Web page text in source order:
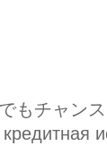
もチャン